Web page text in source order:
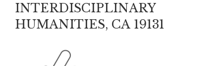
INTERDISCIPLINARY
HUMANITIES, CA 19131